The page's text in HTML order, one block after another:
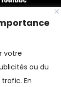
votre
ou du
En
la